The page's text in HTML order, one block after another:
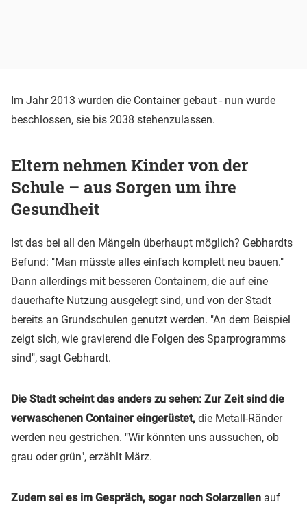
Im Jahr 2013 wurden die Container gebaut - nun wurde
beschlossen, sie bis 2038 stehenzulassen.
Eltern nehmen Kinder von der
Schule – aus Sorgen um ihre
Gesundheit
Ist das bei all den Mängeln überhaupt möglich? Gebhardts
Befund: "Man müsste alles einfach komplett neu bauen."
Dann allerdings mit besseren Containern, die auf eine
dauerhafte Nutzung ausgelegt sind, und von der Stadt
bereits an Grundschulen genutzt werden. "An dem Beispiel
zeigt sich, wie gravierend die Folgen des Sparprogramms
sind", sagt Gebhardt.
Die Stadt scheint das anders zu sehen: Zur Zeit sind die
verwaschenen Container eingerüstet, die Metall-Ränder
werden neu gestrichen. "Wir könnten uns aussuchen, ob
grau oder grün", erzählt März.
Zudem sei es im Gespräch, sogar noch Solarzellen auf